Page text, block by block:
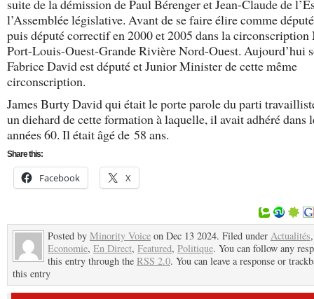
suite de la démission de Paul Bérenger et Jean-Claude de
l’Assemblée législative. Avant de se faire élire comme
puis député correctif en 2000 et 2005 dans la circonscription
Port-Louis-Ouest-Grande Rivière Nord-Ouest. Aujourd’hui
Fabrice David est député et Junior Minister de cette même
circonscription.
James Burty David qui était le porte parole du parti
un diehard de cette formation à laquelle, il avait adhéré dans
années 60. Il était âgé de 58 ans.
Share this:
Facebook X
Posted by Minority Voice on Dec 13 2024. Filed under Actualités,
Economie, En Direct, Featured, Politique. You can follow any
this entry through the RSS 2.0. You can leave a response or
this entry